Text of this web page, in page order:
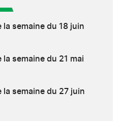
la semaine du 18 juin
semaine du 21 mai
la semaine du 27 juin